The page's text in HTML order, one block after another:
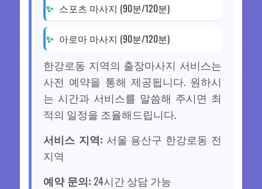
스포츠 마사지 (90분/120분)
아로마 마사지 (90분/120분)
한강로동 지역의 출장마사지 서비스는
사전 예약을 통해 제공됩니다. 원하시
는 시간과 서비스를 말씀해 주시면 최
적의 일정을 조율해드립니다.
서비스 지역: 서울 용산구 한강로동 전
지역
예약 문의:24시간 상담 가능